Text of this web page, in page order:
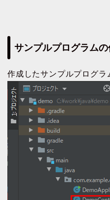
サンプルプログラム
作成したサンプルプログラ